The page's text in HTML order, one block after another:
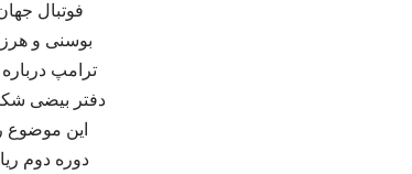
فوتبال
بوسنی و
ترامپ
دفتر بیضی
این موضوع
دوره دوم